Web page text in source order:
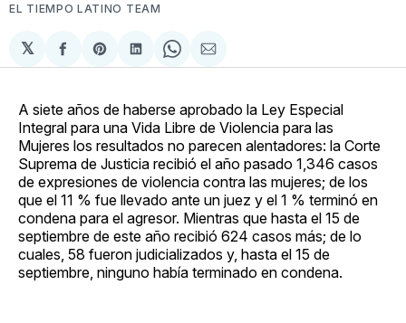
EL TIEMPO LATINO TEAM
𝕏
Compartir
en
Share
on
Compartir
en
Share
on
Compartir
via
A siete años de haberse aprobado la Ley Especial
Integral para una Vida Libre de Violencia para las
Mujeres los resultados no parecen alentadores: la Corte
Suprema de Justicia recibió el año pasado 1,346 casos
de expresiones de violencia contra las mujeres; de los
que el 11 % fue llevado ante un juez y el 1 % terminó en
condena para el agresor. Mientras que hasta el 15 de
septiembre de este año recibió 624 casos más; de lo
cuales, 58 fueron judicializados y, hasta el 15 de
septiembre, ninguno había terminado en condena.